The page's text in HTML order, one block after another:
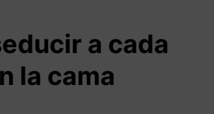
a cada
la cama